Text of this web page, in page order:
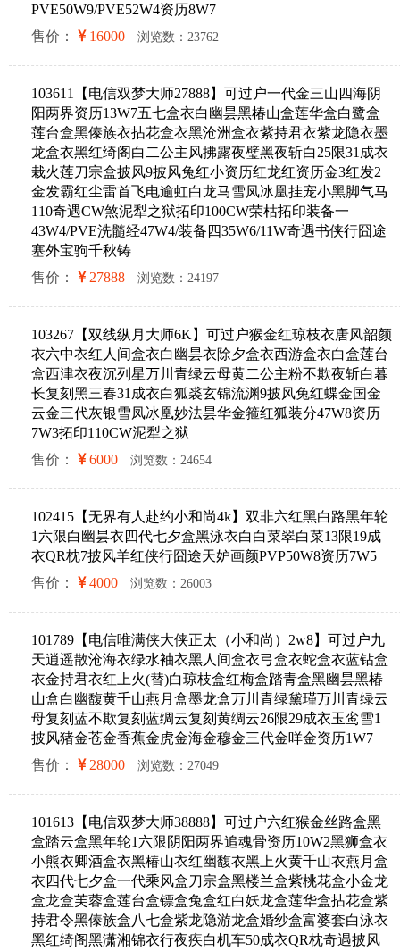
PVE50W9/PVE52W4资历8W7
售价：
16000 浏览数：23762
103611【电信双梦大师27888】可过户一代金三山四海阴
阳两界资历13W7五七盒衣白幽昙黑椿山盒莲华盒白鹭盒
莲台盒黑傣族衣拈花盒衣黑沧洲盒衣紫持君衣紫龙隐衣墨
龙盒衣黑红绮阁白二公主风拂露夜璧黑夜斩白25限31成衣
栽火莲刀宗盒披风9披风兔红小资历红龙红资历金3红发2
金发霸红尘雷首飞电逾虹白龙马雪凤冰凰挂宠小黑脚气马
110奇遇CW煞泥犁之狱拓印100CW荣枯拓印装备一
43W4/PVE洗髓经47W4/装备四35W6/11W奇遇书侠行囧途
塞外宝驹千秋铸
售价：
27888 浏览数：24197
103267【双线纵月大师6K】可过户猴金红琼枝衣唐风韶颜
衣六中衣红人间盒衣白幽昙衣除夕盒衣西游盒衣白盒莲台
盒西津衣夜沉列星万川青绿云母黄二公主粉不欺夜斩白暮
长复刻黑三春31成衣白狐裘玄锦流渊9披风兔红蝶金国金
云金三代灰银雪凤冰凰妙法昙华金箍红狐装分47W8资历
7W3拓印110CW泥犁之狱
售价：
6000 浏览数：24654
102415【无界有人赴约小和尚4k】双非六红黑白路黑年轮
1六限白幽昙衣四代七夕盒黑泳衣白白菜翠白菜13限19成
衣QR枕7披风羊红侠行囧途天妒画颜PVP50W8资历7W5
售价：
4000 浏览数：26003
101789【电信唯满侠大侠正太（小和尚）2w8】可过户九
天逍遥散沧海衣绿水袖衣黑人间盒衣弓盒衣蛇盒衣蓝钻盒
衣金持君衣红上火(替)白琼枝盒红梅盒踏青盒黑幽昙黑椿
山盒白幽馥黄千山燕月盒墨龙盒万川青绿黛瑾万川青绿云
母复刻蓝不欺复刻蓝绸云复刻黄绸云26限29成衣玉鸾雪1
披风猪金苍金香蕉金虎金海金穆金三代金咩金资历1W7
售价：
28000 浏览数：27049
101613【电信双梦大师38888】可过户六红猴金丝路盒黑
盒踏云盒黑年轮1六限阴阳两界追魂骨资历10W2黑狮盒衣
小熊衣卿酒盒衣黑椿山衣红幽馥衣黑上火黄千山衣燕月盒
衣四代七夕盒一代乘风盒刀宗盒黑楼兰盒紫桃花盒小金龙
盒龙盒芙蓉盒莲台盒镖盒兔盒红白妖龙盒莲华盒拈花盒紫
持君令黑傣族盒八七盒紫龙隐游龙盒婚纱盒富婆套白泳衣
黑红绮阁黑潇湘锦衣行夜疾白机车50成衣QR枕奇遇披风